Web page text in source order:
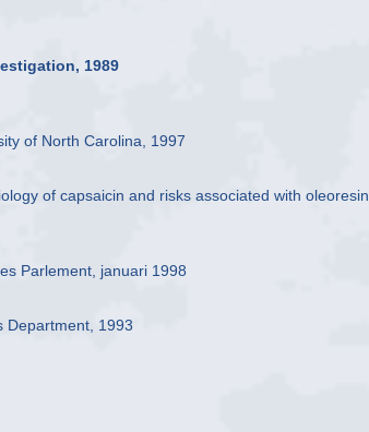
1989
of North Carolina, 1997
of capsaicin and risks associated with oleoresin
Parlement, januari 1998
Department, 1993